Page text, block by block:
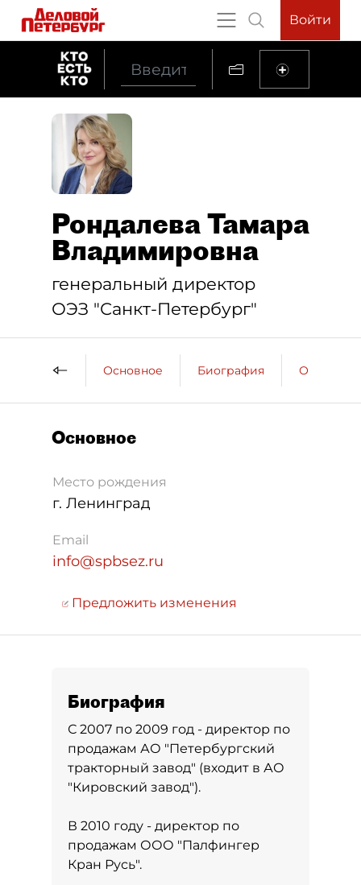
Войти
Рондалева Тамара
Владимировна
генеральный директор
ОЭЗ "Санкт-Петербург"
Основное Биография
Основное
Место рождения
г. Ленинград
Email
info@spbsez.ru
Предложить изменения
Биография
С 2007 по 2009 год - директор по
продажам АО "Петербургский
тракторный завод" (входит в АО
"Кировский завод").
В 2010 году - директор по
продажам ООО "Палфингер
Кран Русь".